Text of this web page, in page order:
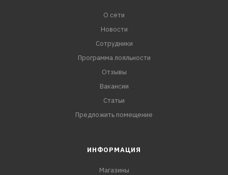
О сети
Новости
Сотрудники
Программа лояльности
Отзывы
Вакансии
Статьи
Предложить помещение
ИНФОРМАЦИЯ
Магазины